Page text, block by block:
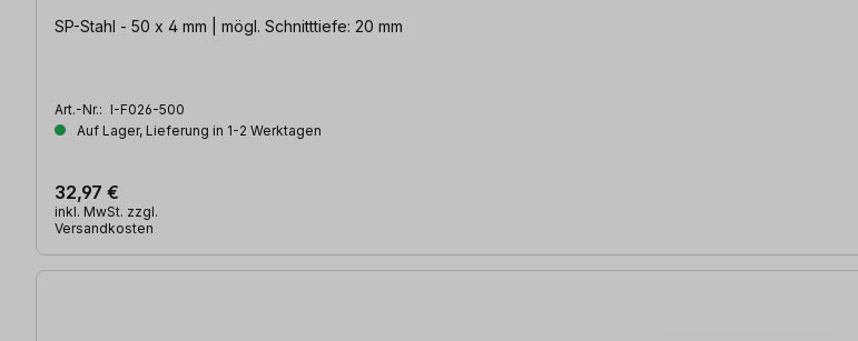
SP-Stahl - 50 x 4 mm | mögl. Schnitttiefe: 20 mm
Art.-Nr.: I-F026-500
Auf Lager, Lieferung in 1-2 Werktagen
32,97 €
inkl. MwSt. zzgl.
Versandkosten